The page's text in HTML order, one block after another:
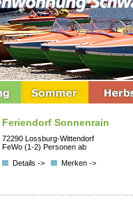
Feriendorf Sonnenrain
72290 Lossburg-Wittendorf
FeWo (1-2) Personen ab
Details ->
Merken ->